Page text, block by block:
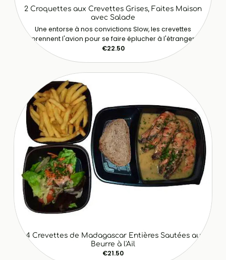
2 Croquettes aux Crevettes Grises, Faites Maison
avec Salade
Une entorse à nos convictions Slow, les crevettes
prennent l'avion pour se faire éplucher à l'étranger
€22.50
4 Crevettes de Madagascar Entières Sautées au
Beurre à l'Ail
€21.50